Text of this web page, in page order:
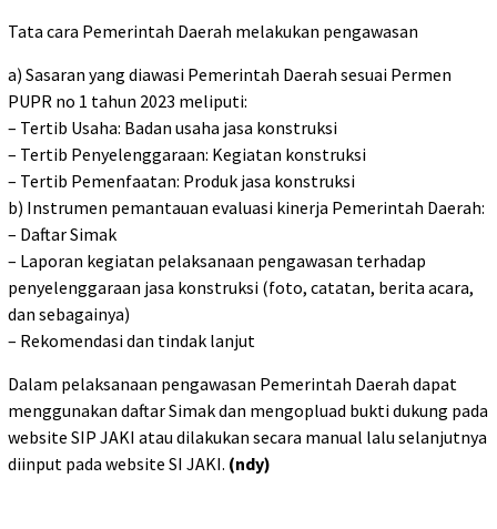
Tata cara Pemerintah Daerah melakukan pengawasan
a) Sasaran yang diawasi Pemerintah Daerah sesuai Permen
PUPR no 1 tahun 2023 meliputi:
– Tertib Usaha: Badan usaha jasa konstruksi
– Tertib Penyelenggaraan: Kegiatan konstruksi
– Tertib Pemenfaatan: Produk jasa konstruksi
b) Instrumen pemantauan evaluasi kinerja Pemerintah Daerah:
– Daftar Simak
– Laporan kegiatan pelaksanaan pengawasan terhadap
penyelenggaraan jasa konstruksi (foto, catatan, berita acara,
dan sebagainya)
– Rekomendasi dan tindak lanjut
Dalam pelaksanaan pengawasan Pemerintah Daerah dapat
menggunakan daftar Simak dan mengopluad bukti dukung pada
website SIP JAKI atau dilakukan secara manual lalu selanjutnya
diinput pada website SI JAKI. (ndy)